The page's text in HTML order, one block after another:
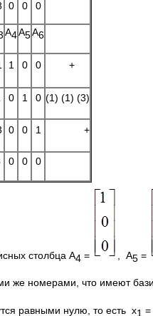
0 0 0
A4A5A6
1 0 0 +
0 1 0 (1) (1) (3)
0 0 1 +
0 0 0
столбца А4 = , А5 =
же номерами, что имеют
равными нулю, то есть х1 =